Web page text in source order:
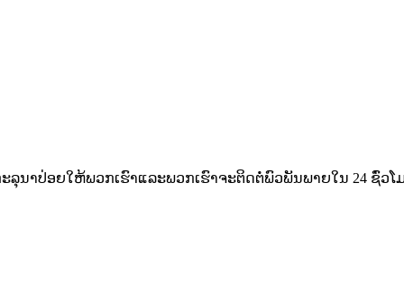
ນາ​ປ່ອຍ​ໃຫ້​ພວກ​ເຮົາ​ແລະ​ພວກ​ເຮົາ​ຈະ​ຕິດ​ຕໍ່​ພົວ​ພັນ​ພາຍ​ໃນ 24 ຊົ່ວ​ໂ